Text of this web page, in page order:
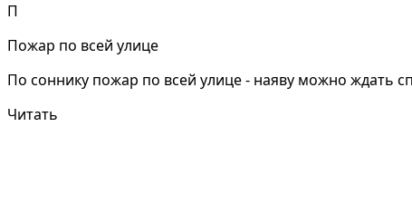
П
Пожар по всей улице
По соннику пожар по всей улице - наяву можно ждать
Читать